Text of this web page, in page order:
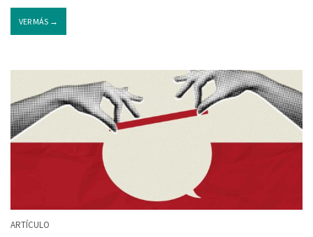
VER MÁS →
ARTÍCULO